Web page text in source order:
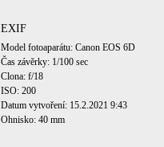
EXIF
Model fotoaparátu: Canon EOS 6D
Čas závěrky: 1/100 sec
Clona: f/18
ISO: 200
Datum vytvoření: 15.2.2021 9:43
Ohnisko: 40 mm